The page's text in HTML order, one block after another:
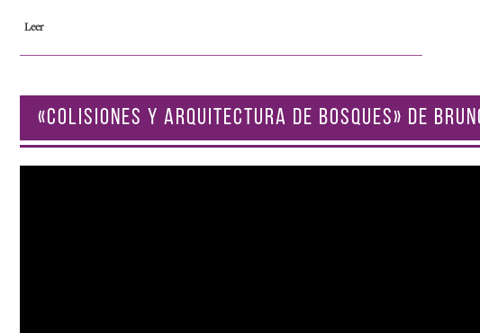
Leer
«COLISIONES Y ARQUITECTURA DE BOSQUES» DE